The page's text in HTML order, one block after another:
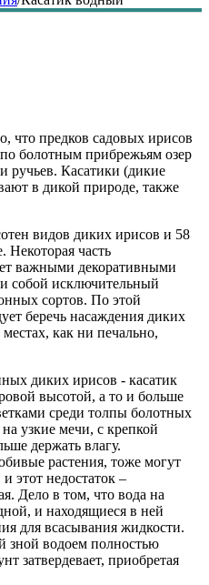
что предков садовых ирисов
болотным прибрежьям озер
ручьев. Касатики (дикие
в дикой природе, также
видов диких ирисов и 58
Некоторая часть
важными декоративными
собой исключительный
сортов. По этой
беречь насаждения диких
как ни печально,
диких ирисов - касатик
высотой, а то и больше
среди толпы болотных
узкие мечи, с крепкой
держать влагу.
растения, тоже могут
этот недостаток –
Дело в том, что вода на
и находящиеся в ней
для всасывания жидкости.
зной водоем полностью
затвердевает, приобретая